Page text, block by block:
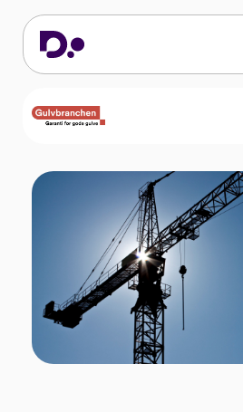
Nyheder
Arrangementer
Gulvfakta
GVK
For medlemmer